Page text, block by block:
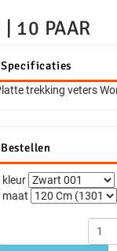
| 10 PAAR
Specificaties
trekking veters
Bestellen
kleur
maat